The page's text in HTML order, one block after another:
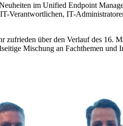
im Unified Endpoint
Verantwortlichen, IT-
zufrieden über den Verlauf des
Mischung an Fachthemen